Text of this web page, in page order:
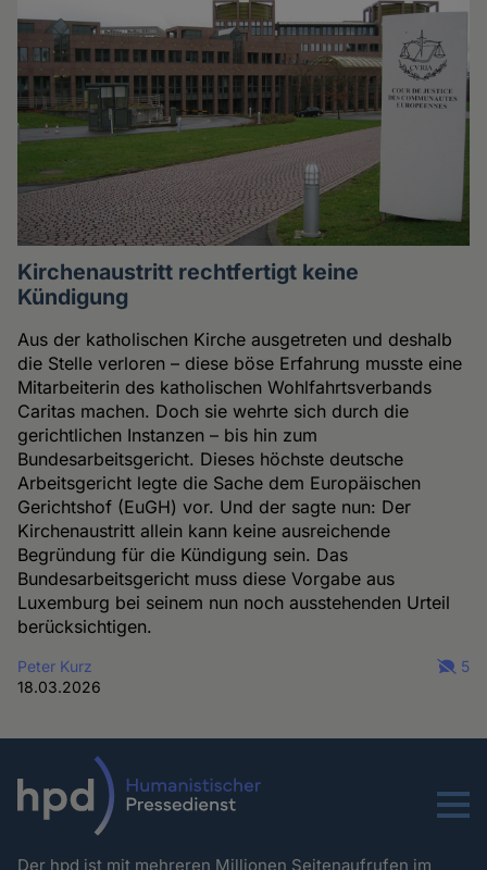
Kirchenaustritt rechtfertigt keine
Kündigung
Aus der katholischen Kirche ausgetreten und deshalb
die Stelle verloren – diese böse Erfahrung musste eine
Mitarbeiterin des katholischen Wohlfahrtsverbands
Caritas machen. Doch sie wehrte sich durch die
gerichtlichen Instanzen – bis hin zum
Bundesarbeitsgericht. Dieses höchste deutsche
Arbeitsgericht legte die Sache dem Europäischen
Gerichtshof (EuGH) vor. Und der sagte nun: Der
Kirchenaustritt allein kann keine ausreichende
Begründung für die Kündigung sein. Das
Bundesarbeitsgericht muss diese Vorgabe aus
Luxemburg bei seinem nun noch ausstehenden Urteil
berücksichtigen.
Peter Kurz
18.03.2026
5
Menu
Der hpd ist mit mehreren Millionen Seitenaufrufen im